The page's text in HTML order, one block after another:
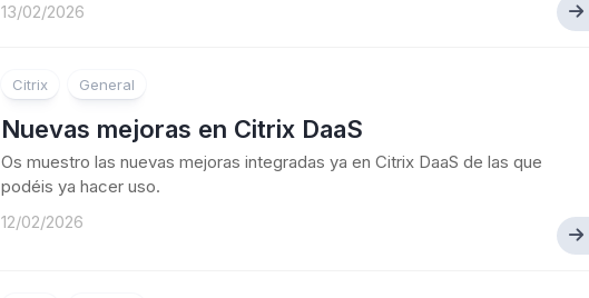
13/02/2026
Citrix General
Nuevas mejoras en Citrix DaaS
Os muestro las nuevas mejoras integradas ya en Citrix DaaS de las que
podéis ya hacer uso.
12/02/2026